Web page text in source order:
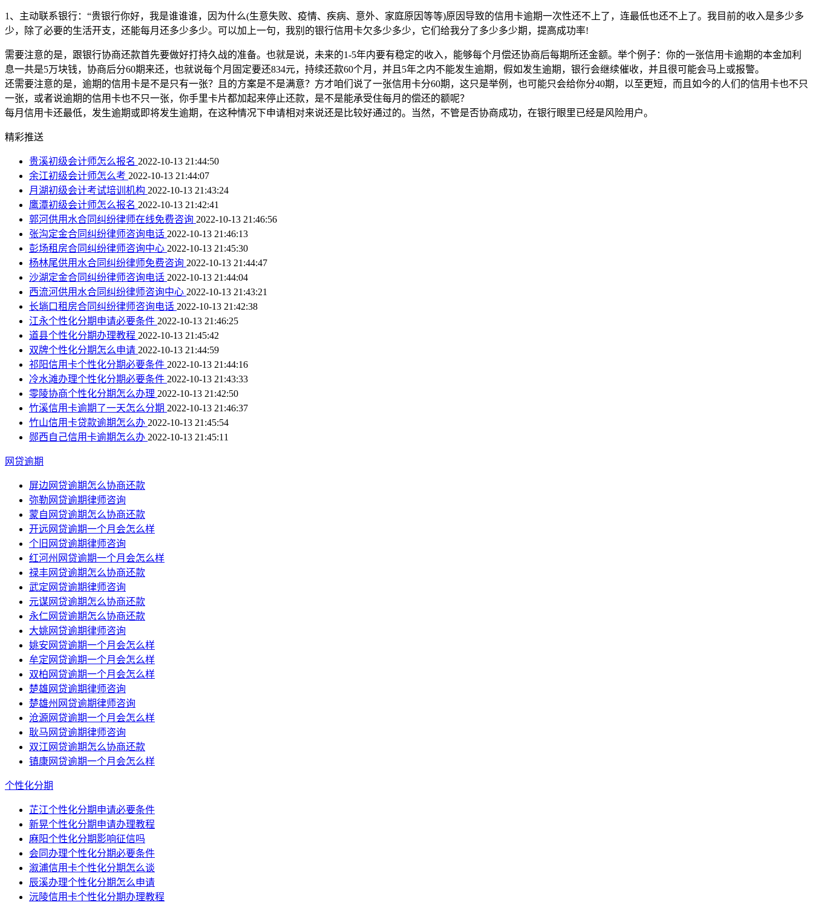
1、主动联系银行：“贵银行你好，我是谁谁谁，因为什么(生意失败、疫情、疾病、意外、家庭原因等等)原因导致的信用卡逾期一次性还不上了，连最低也还不上了。我目前的收入是多少多
少，除了必要的生活开支，还能每月还多少多少。可以加上一句，我别的银行信用卡欠多少多少，它们给我分了多少多少期，提高成功率!
需要注意的是，跟银行协商还款首先要做好打持久战的准备。也就是说，未来的1-5年内要有稳定的收入，能够每个月偿还协商后每期所还金额。举个例子：你的一张信用卡逾期的本金加利
息一共是5万块钱，协商后分60期来还，也就说每个月固定要还834元，持续还款60个月，并且5年之内不能发生逾期，假如发生逾期，银行会继续催收，并且很可能会马上或报警。
还需要注意的是，逾期的信用卡是不是只有一张？且的方案是不是满意？方才咱们说了一张信用卡分60期，这只是举例，也可能只会给你分40期，以至更短，而且如今的人们的信用卡也不只
一张，或者说逾期的信用卡也不只一张，你手里卡片都加起来停止还款，是不是能承受住每月的偿还的额呢？
每月信用卡还最低，发生逾期或即将发生逾期，在这种情况下申请相对来说还是比较好通过的。当然，不管是否协商成功，在银行眼里已经是风险用户。
精彩推送
贵溪初级会计师怎么报名 2022-10-13 21:44:50
余江初级会计师怎么考 2022-10-13 21:44:07
月湖初级会计考试培训机构 2022-10-13 21:43:24
鹰潭初级会计师怎么报名 2022-10-13 21:42:41
郭河供用水合同纠纷律师在线免费咨询 2022-10-13 21:46:56
张沟定金合同纠纷律师咨询电话 2022-10-13 21:46:13
彭场租房合同纠纷律师咨询中心 2022-10-13 21:45:30
杨林尾供用水合同纠纷律师免费咨询 2022-10-13 21:44:47
沙湖定金合同纠纷律师咨询电话 2022-10-13 21:44:04
西流河供用水合同纠纷律师咨询中心 2022-10-13 21:43:21
长埫口租房合同纠纷律师咨询电话 2022-10-13 21:42:38
江永个性化分期申请必要条件 2022-10-13 21:46:25
道县个性化分期办理教程 2022-10-13 21:45:42
双牌个性化分期怎么申请 2022-10-13 21:44:59
祁阳信用卡个性化分期必要条件 2022-10-13 21:44:16
冷水滩办理个性化分期必要条件 2022-10-13 21:43:33
零陵协商个性化分期怎么办理 2022-10-13 21:42:50
竹溪信用卡逾期了一天怎么分期 2022-10-13 21:46:37
竹山信用卡贷款逾期怎么办 2022-10-13 21:45:54
郧西自己信用卡逾期怎么办 2022-10-13 21:45:11
网贷逾期
屏边网贷逾期怎么协商还款
弥勒网贷逾期律师咨询
蒙自网贷逾期怎么协商还款
开远网贷逾期一个月会怎么样
个旧网贷逾期律师咨询
红河州网贷逾期一个月会怎么样
禄丰网贷逾期怎么协商还款
武定网贷逾期律师咨询
元谋网贷逾期怎么协商还款
永仁网贷逾期怎么协商还款
大姚网贷逾期律师咨询
姚安网贷逾期一个月会怎么样
牟定网贷逾期一个月会怎么样
双柏网贷逾期一个月会怎么样
楚雄网贷逾期律师咨询
楚雄州网贷逾期律师咨询
沧源网贷逾期一个月会怎么样
耿马网贷逾期律师咨询
双江网贷逾期怎么协商还款
镇康网贷逾期一个月会怎么样
个性化分期
芷江个性化分期申请必要条件
新晃个性化分期申请办理教程
麻阳个性化分期影响征信吗
会同办理个性化分期必要条件
溆浦信用卡个性化分期怎么谈
辰溪办理个性化分期怎么申请
沅陵信用卡个性化分期办理教程